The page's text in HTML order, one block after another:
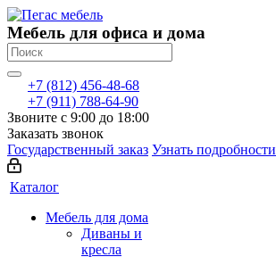
Мебель для офиса и дома
+7 (812) 456-48-68
+7 (911) 788-64-90
Звоните с 9:00 до 18:00
Заказать звонок
Государственный заказ Узнать подробности
Каталог
Мебель для дома
Диваны и
кресла